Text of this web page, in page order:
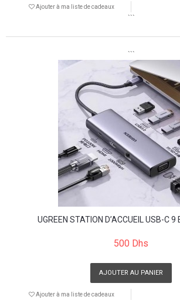
Ajouter à ma liste de cadeaux
```
```
UGREEN STATION D’ACCUEIL USB-C
500 Dhs
AJOUTER AU PANIER
Ajouter à ma liste de cadeaux